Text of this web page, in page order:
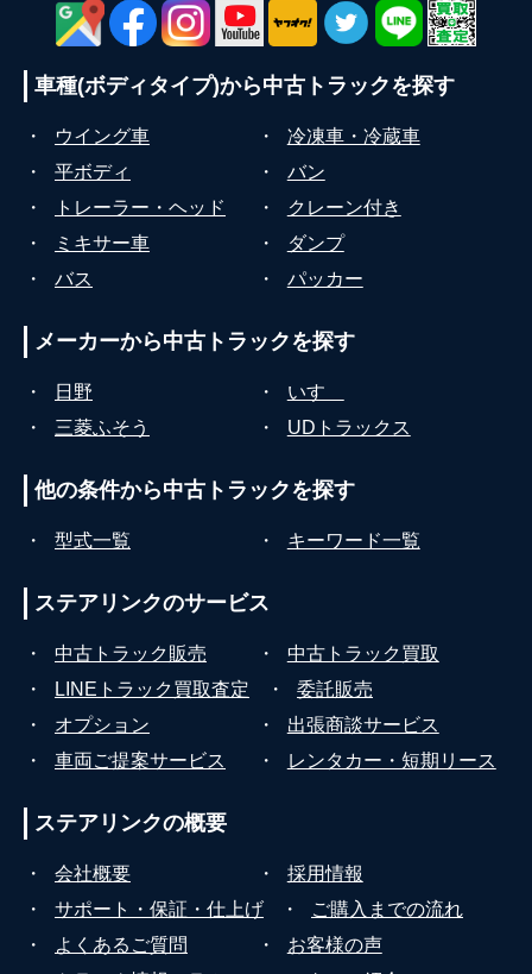
車種(ボディタイプ)から中古トラックを探す
・ ウイング車 ・
冷凍車・冷蔵車
・
平ボディ ・
バン
・
トレーラー・ヘッド ・
クレーン付き
・
ミキサー車 ・
ダンプ
・
バス ・ パッカー
メーカーから中古トラックを探す
・ 日野 ・
いすゞ
・
三菱ふそう ・ UDトラックス
他の条件から中古トラックを探す
・ 型式一覧 ・ キーワード一覧
ステアリンクのサービス
・ 中古トラック販売 ・
中古トラック買取
・
LINEトラック買取査定 ・
委託販売
・
オプション ・
出張商談サービス
・
車両ご提案サービス ・ レンタカー・短期リース
ステアリンクの概要
・ 会社概要 ・
採用情報
・
サポート・保証・仕上げ ・
ご購入までの流れ
・
よくあるご質問 ・
お客様の声